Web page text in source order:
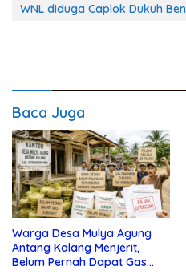
WNL diduga Caplok Dukuh
Baca Juga
Warga Desa Mulya Agung
Antang Kalang Menjerit,
Belum Pernah Dapat Gas